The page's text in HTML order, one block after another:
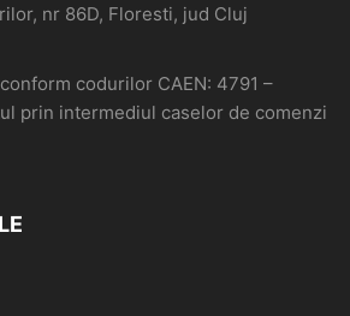
nr 86D, Floresti, jud Cluj
codurilor CAEN: 4791 –
prin intermediul caselor de comenzi